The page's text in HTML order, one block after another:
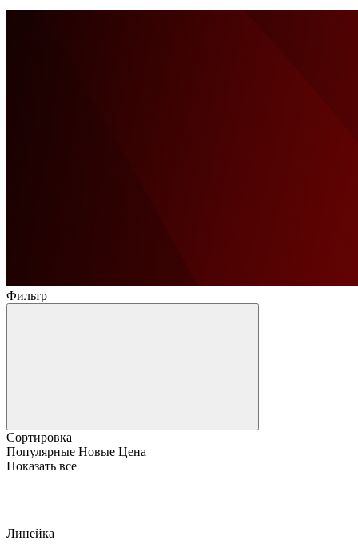
Фильтр
Сортировка
Популярные Новые Цена
Показать все
Линейка